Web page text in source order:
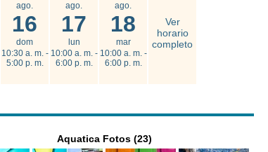
ago.
16
dom
10:30 a. m. -
5:00 p. m.
ago.
17
lun
10:00 a. m. -
6:00 p. m.
ago.
18
mar
10:00 a. m. -
6:00 p. m.
Ver
horario
completo
Aquatica Fotos (23)